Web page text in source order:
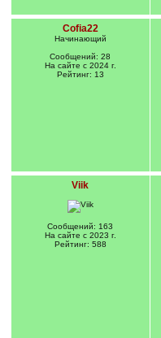
Cofia22
Начинающий
Сообщений: 28
На сайте с 2024 г.
Рейтинг: 13
Viik
Сообщений: 163
На сайте с 2023 г.
Рейтинг: 588